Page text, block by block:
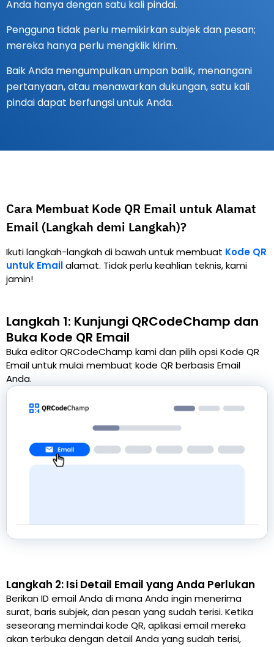
Anda hanya dengan satu kali pindai.
Pengguna tidak perlu memikirkan subjek dan pesan;
mereka hanya perlu mengklik kirim.
Baik Anda mengumpulkan umpan balik, menangani
pertanyaan, atau menawarkan dukungan, satu kali
pindai dapat berfungsi untuk Anda.
Cara Membuat Kode QR Email untuk Alamat
Email (Langkah demi Langkah)?
Ikuti langkah-langkah di bawah untuk membuat Kode QR
untuk Emailalamat. Tidak perlu keahlian teknis, kami
jamin!
Langkah 1: Kunjungi QRCodeChamp dan
Buka Kode QR Email
Buka editor QRCodeChamp kami dan pilih opsi Kode QR
Email untuk mulai membuat kode QR berbasis Email
Anda.
Langkah 2: Isi Detail Email yang Anda Perlukan
Berikan ID email Anda di mana Anda ingin menerima
surat, baris subjek, dan pesan yang sudah terisi. Ketika
seseorang memindai kode QR, aplikasi email mereka
akan terbuka dengan detail Anda yang sudah terisi,